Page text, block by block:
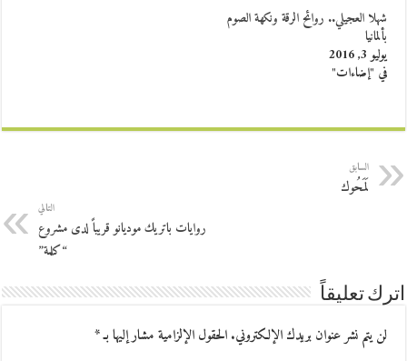
شهلا العجيلي.. روائح الرقة ونكهة الصوم
بألمانيا
يوليو 3, 2016
في "إضاءات"
السابق
لَمَحُوك
التالي
روايات باتريك موديانو قريباً لدى مشروع
“كلمة”
اترك تعليقاً
لن يتم نشر عنوان بريدك الإلكتروني.الحقول الإلزامية مشار إليها بـ*